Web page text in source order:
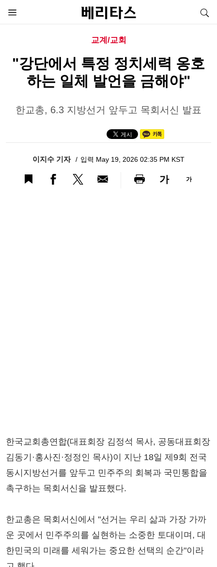
교계/교회
"강단에서 특정 정치세력 옹호
하는 일체 발언을 금해야"
한교총, 6.3 지방선거 앞두고 목회서신 발표
이지수 기자 입력 May 19, 2026 02:35 PM KST
가 가
한국교회총연합(대표회장 김정석 목사, 공동대표회장
김동기·홍사진·정정인 목사)이 지난 18일 제9회 전국
동시지방선거를 앞두고 민주주의 회복과 국민통합을
촉구하는 목회서신을 발표했다.
한교총은 목회서신에서 "선거는 우리 삶과 가장 가까
운 곳에서 민주주의를 실현하는 소중한 토대이며, 대
한민국의 미래를 세워가는 중요한 선택의 순간"이라